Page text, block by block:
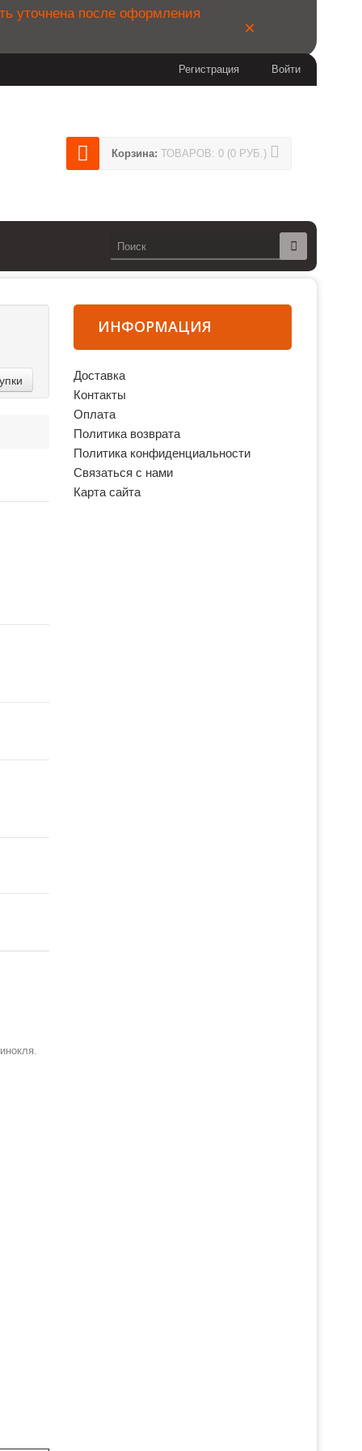
уточнена после оформления
×
Войти
Регистрация
Корзина: ТОВАРОВ: 0 (0 РУБ.)
ИНФОРМАЦИЯ
Доставка
Контакты
Оплата
Политика возврата
Политика конфиденциальности
Связаться с нами
Карта сайта